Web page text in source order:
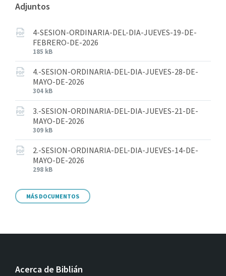
Adjuntos
4-SESION-ORDINARIA-DEL-DIA-JUEVES-19-DE-
FEBRERO-DE-2026
185 kB
4.-SESION-ORDINARIA-DEL-DIA-JUEVES-28-DE-
MAYO-DE-2026
304 kB
3.-SESION-ORDINARIA-DEL-DIA-JUEVES-21-DE-
MAYO-DE-2026
309 kB
2.-SESION-ORDINARIA-DEL-DIA-JUEVES-14-DE-
MAYO-DE-2026
298 kB
MÁS DOCUMENTOS
Acerca de Biblián